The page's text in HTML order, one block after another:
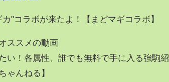
"コラボが来たよ！【まどマギコラボ】
ススメの動画
い！各属性、誰でも無料で手に入る強駒紹
ゃんねる】